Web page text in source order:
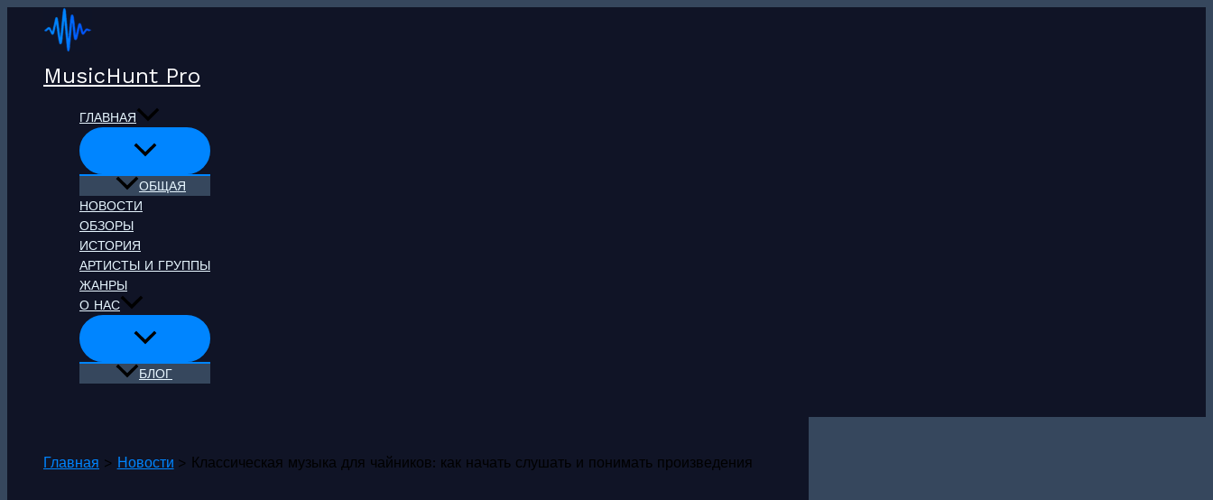
Перейти
MusicHunt Pro
ГЛАВНАЯ
ОБЩАЯ
НОВОСТИ
ОБЗОРЫ
ИСТОРИЯ
АРТИСТЫ И ГРУППЫ
ЖАНРЫ
О НАС
БЛОГ
Главная Новости Классическая музыка для чайников: как начать слушать и понимать произведения